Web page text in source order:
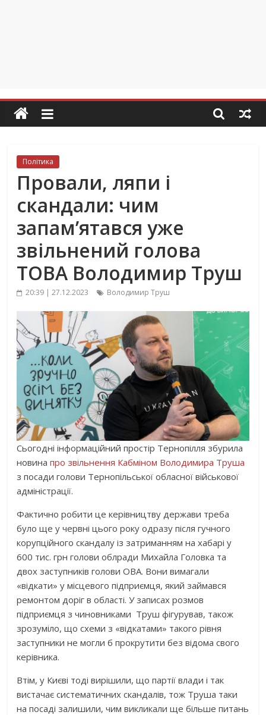
Політика
Провали, ляпи і
скандали: чим
запам’ятався уже
звільнений голова
ТОВА Володимир Труш
20:39 | 27.12.2023 Володимир Труш
Сьогодні інформаційний простір Тернопілля збурила
новинапро звільнення Кабміном Володимира Труша
з посади голови Тернопільської обласної військової
адміністрації.
Фактично робити це керівництву держави треба
було ще у червні цього року одразу після гучного
корупційного скандалу із затриманням на хабарі у
600 тис. грн голови облради Михайла Головка та
двох заступників голови ОВА. Вони вимагали
«відкати» у місцевого підприємця, який займався
ремонтом доріг в області. У записах розмов
підприємця з чиновниками Труш фігурував, також
зрозуміло, що схеми з «відкатами» такого рівня
заступники не могли б прокрутити без відома свого
керівника.
Втім, у Києві тоді вирішили, що партії влади і так
вистачає систематичних скандалів, тож Труша таки
на посаді залишили, чим викликали ще більше питань